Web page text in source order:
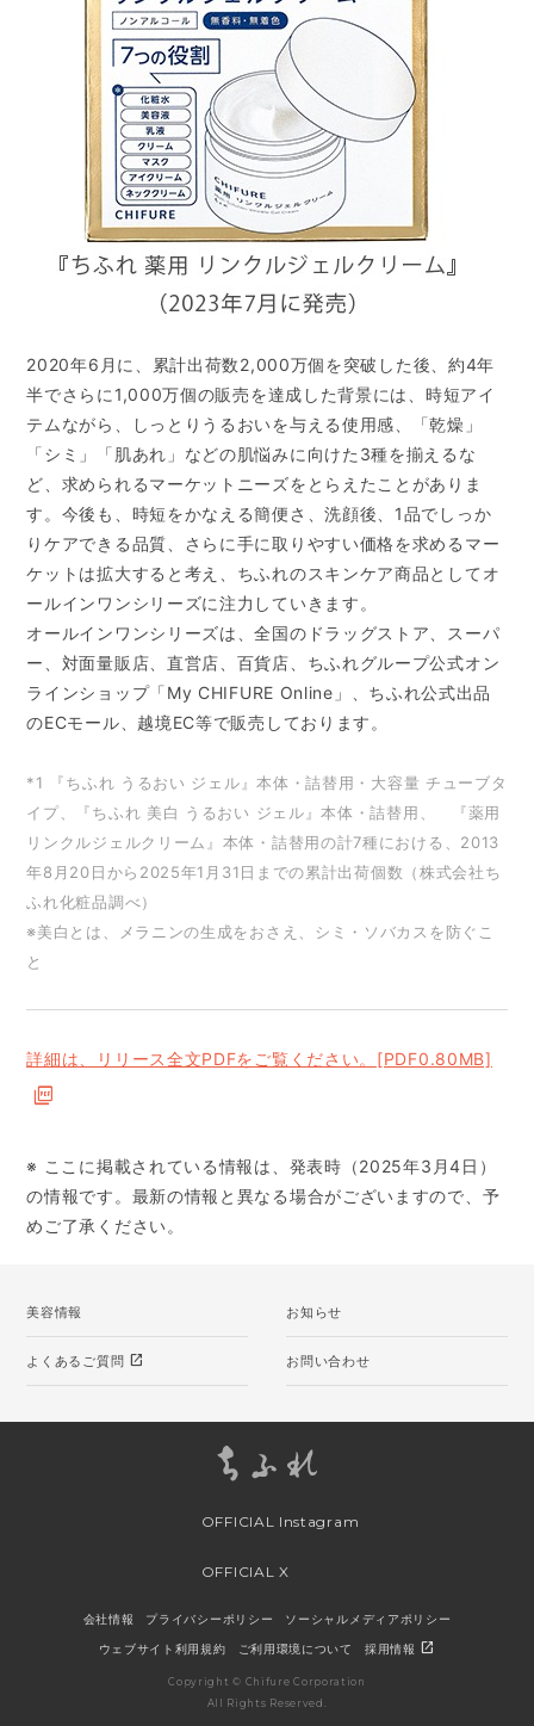
2020年6月に、累計出荷数2,000万個を突破した後、約4年
半でさらに1,000万個の販売を達成した背景には、時短アイ
テムながら、しっとりうるおいを与える使用感、「乾燥」
「シミ」「肌あれ」などの肌悩みに向けた3種を揃えるな
ど、求められるマーケットニーズをとらえたことがありま
す。今後も、時短をかなえる簡便さ、洗顔後、1品でしっか
りケアできる品質、さらに手に取りやすい価格を求めるマー
ケットは拡大すると考え、ちふれのスキンケア商品としてオ
ールインワンシリーズに注力していきます。
オールインワンシリーズは、全国のドラッグストア、スーパ
ー、対面量販店、直営店、百貨店、ちふれグループ公式オン
ラインショップ「My CHIFURE Online」、ちふれ公式出品
のECモール、越境EC等で販売しております。
*1 『ちふれ うるおい ジェル』本体・詰替用・大容量 チューブタ
イプ、『ちふれ 美白 うるおい ジェル』本体・詰替用、 『薬用
リンクルジェルクリーム』本体・詰替用の計7種における、2013
年8月20日から2025年1月31日までの累計出荷個数（株式会社ち
ふれ化粧品調べ）
※美白とは、メラニンの生成をおさえ、シミ・ソバカスを防ぐこ
と
詳細は、リリース全文PDFをご覧ください。[PDF0.80MB]
※ ここに掲載されている情報は、発表時（2025年3月4日）
の情報です。最新の情報と異なる場合がございますので、予
めご了承ください。
美容情報 お知らせ
よくあるご質問 open_in_new お問い合わせ
OFFICIAL Instagram
OFFICIAL X
会社情報 プライバシーポリシー ソーシャルメディアポリシー
ウェブサイト利用規約 ご利用環境について 採用情報 open_in_new
Copyright © Chifure Corporation
All Rights Reserved.